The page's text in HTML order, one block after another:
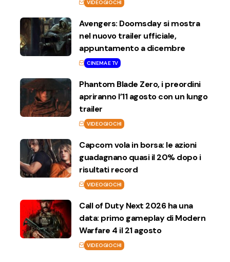
VIDEOGIOCHI
Avengers: Doomsday si mostra
nel nuovo trailer ufficiale,
appuntamento a dicembre
CINEMA E TV
Phantom Blade Zero, i preordini
apriranno l’11 agosto con un lungo
trailer
VIDEOGIOCHI
Capcom vola in borsa: le azioni
guadagnano quasi il 20% dopo i
risultati record
VIDEOGIOCHI
Call of Duty Next 2026 ha una
data: primo gameplay di Modern
Warfare 4 il 21 agosto
VIDEOGIOCHI